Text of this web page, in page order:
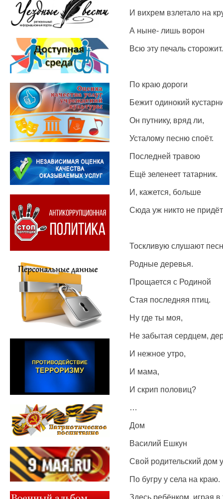
И вихрем взлетало на
А ныне- лишь ворон
Всю эту печаль сторожит.
По краю дороги
Бежит одинокий
Он путнику, вряд ли,
Усталому песню споёт.
Последней травою
Ещё зеленеет татарник.
И, кажется, больше
Сюда уж никто не
Тоскливую слушают
Родные деревья.
Прощается с Родиной
Стая последняя птиц.
Ну где ты моя,
Не забытая сердцем,
И нежное утро,
И мама,
И скрип половиц?
Дом
Василий Ешкун
Свой родительский дом
По бугру у села на краю.
Здесь ребёнком, играя в